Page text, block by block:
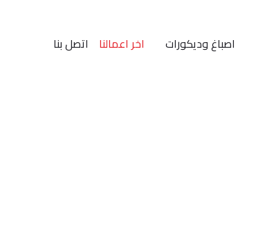
اصباغ وديكورات اخر اعمالنا اتصل بنا